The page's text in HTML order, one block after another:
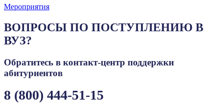
Мероприятия
ВОПРОСЫ ПО ПОСТУПЛЕНИЮ В
ВУЗ?
Обратитесь в контакт-центр поддержки
абитуриентов
8 (800) 444-51-15